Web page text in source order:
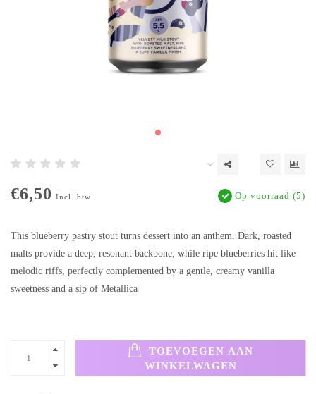
€6,50 Incl. btw Op voorraad (5)
This blueberry pastry stout turns dessert into an anthem. Dark, roasted
malts provide a deep, resonant backbone, while ripe blueberries hit like
melodic riffs, perfectly complemented by a gentle, creamy vanilla
sweetness and a sip of Metallica
TOEVOEGEN AAN
WINKELWAGEN